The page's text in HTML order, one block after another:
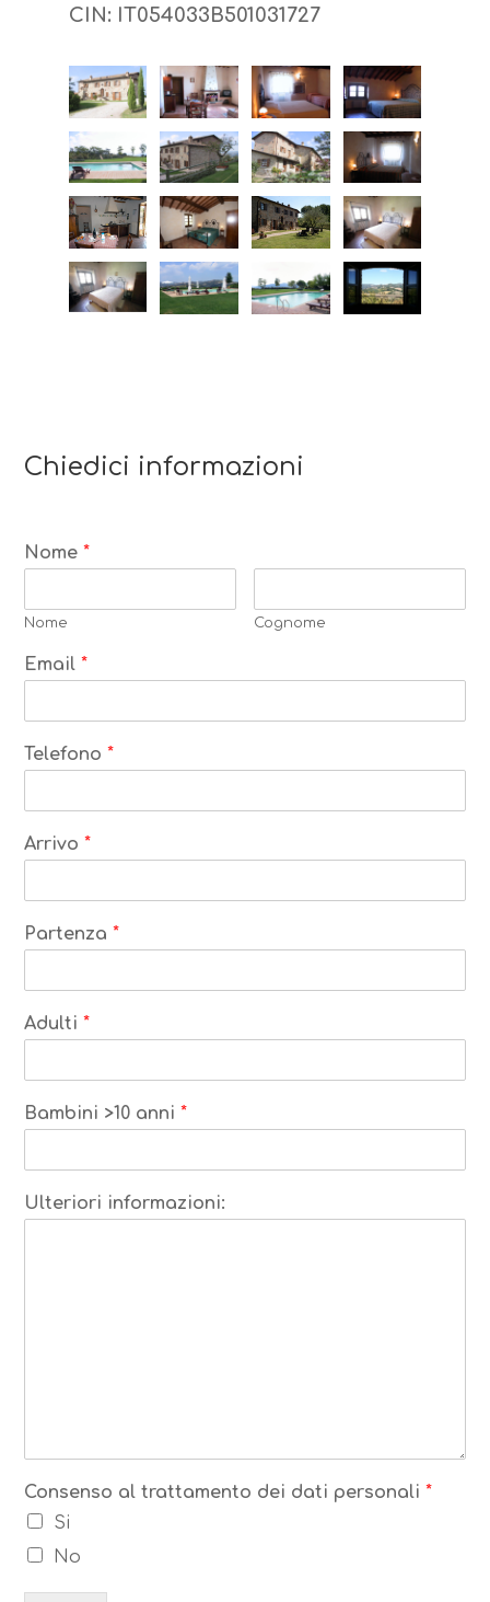
CIN: IT054033B501031727
Chiedici informazioni
Nome*
Nome Cognome
Email*
Telefono*
Arrivo*
Partenza*
Adulti*
Bambini >10 anni*
Ulteriori informazioni:
Consenso al trattamento dei dati personali*
Si
No